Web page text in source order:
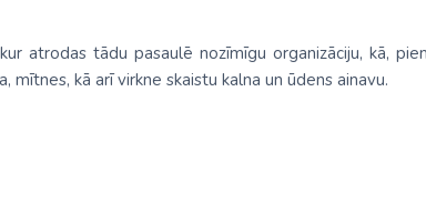
atrodas tādu pasaulē nozīmīgu organizāciju, kā,
mītnes, kā arī virkne skaistu kalna un ūdens ainavu.